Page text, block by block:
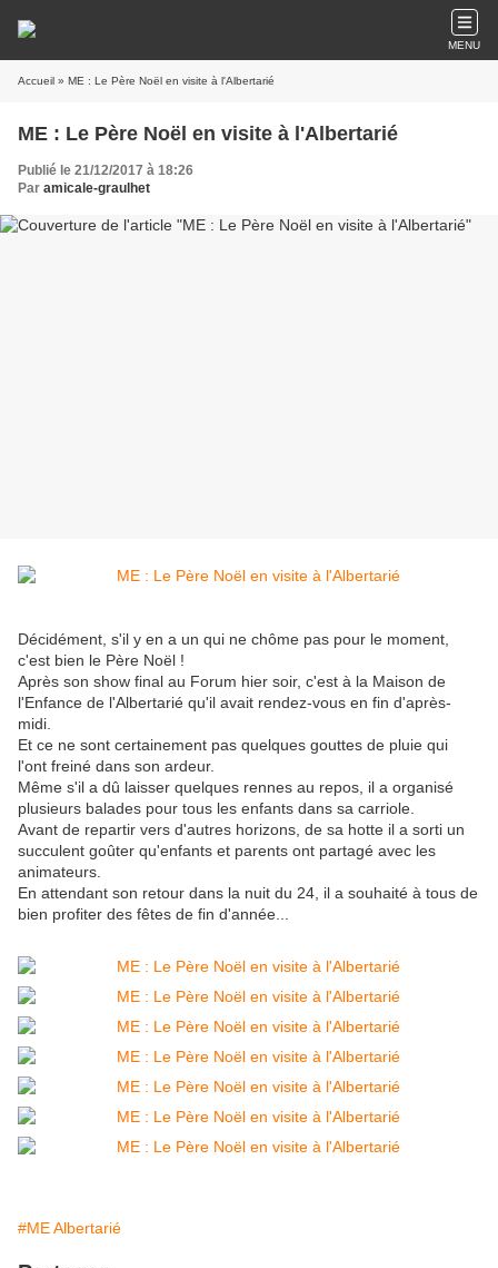
MENU
Accueil » ME : Le Père Noël en visite à l'Albertarié
ME : Le Père Noël en visite à l'Albertarié
Publié le 21/12/2017 à 18:26
Par amicale-graulhet
Décidément, s'il y en a un qui ne chôme pas pour le moment,
c'est bien le Père Noël !
Après son show final au Forum hier soir, c'est à la Maison de
l'Enfance de l'Albertarié qu'il avait rendez-vous en fin d'après-
midi.
Et ce ne sont certainement pas quelques gouttes de pluie qui
l'ont freiné dans son ardeur.
Même s'il a dû laisser quelques rennes au repos, il a organisé
plusieurs balades pour tous les enfants dans sa carriole.
Avant de repartir vers d'autres horizons, de sa hotte il a sorti un
succulent goûter qu'enfants et parents ont partagé avec les
animateurs.
En attendant son retour dans la nuit du 24, il a souhaité à tous de
bien profiter des fêtes de fin d'année...
#ME Albertarié